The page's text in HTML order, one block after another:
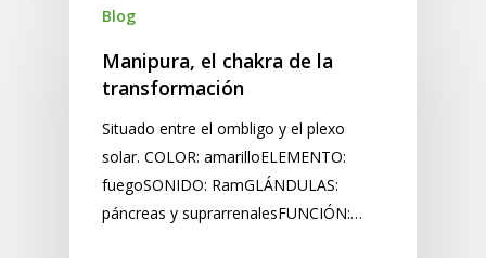
Blog
Manipura, el chakra de la
transformación
Situado entre el ombligo y el plexo
solar. COLOR: amarilloELEMENTO:
fuegoSONIDO: RamGLÁNDULAS:
páncreas y suprarrenalesFUNCIÓN:…